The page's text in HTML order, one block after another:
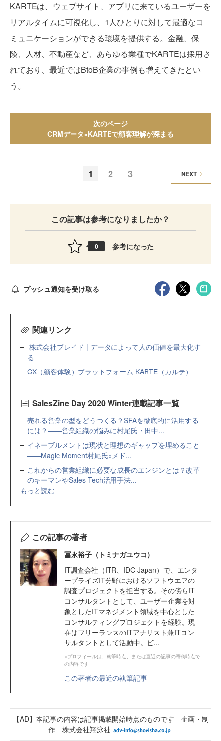
KARTEは、ウェブサイト、アプリに来ているユーザーを
リアルタイムに可視化し、1人ひとりに対して最適なコ
ミュニケーションができる環境を提供する。金融、保
険、人材、不動産など、あらゆる業種でKARTEは採用さ
れており、最近ではBtoB企業の事例も増えてきたとい
う。
次のページ
CRMデータ×KARTEで顧客理解が深まる
1 2 3 NEXT
この記事は参考になりましたか？
0 参考になった
プッシュ通知を受け取る
関連リンク
株式会社プレイド | データによって人の価値を最大化す
る
CX（顧客体験）プラットフォーム KARTE（カルテ）
SalesZine Day 2020 Winter連載記事一覧
売れる営業の型をどうつくる？SFAを徹底的に活用する
には？――営業組織の悩みに村尾氏・田中...
イネーブルメントは現状と理想のギャップを埋めること
――Magic Moment村尾氏×メド...
これからの営業組織に必要な成長のエンジンとは？改革
のキーマンやSales Tech活用手法...
もっと読む
この記事の著者
冨永裕子（トミナガユウコ）
IT調査会社（ITR、IDC Japan）で、エンタ
ープライズIT分野におけるソフトウエアの
調査プロジェクトを担当する。その傍らIT
コンサルタントとして、ユーザー企業を対
象としたITマネジメント領域を中心とした
コンサルティングプロジェクトを経験。現
在はフリーランスのITアナリスト兼ITコン
サルタントとして活動中。ビ...
※プロフィールは、執筆時点、または直近の記事の寄稿時点で
の内容です
この著者の最近の執筆記事
【AD】本記事の内容は記事掲載開始時点のものです 企画・制
作 株式会社翔泳社